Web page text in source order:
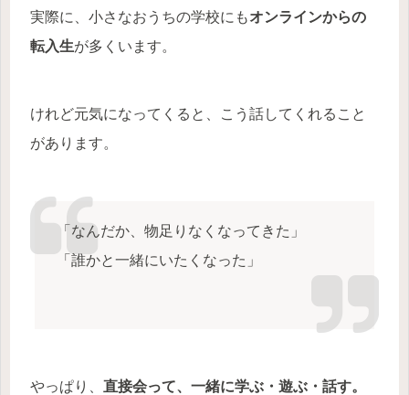
実際に、小さなおうちの学校にもオンラインからの
転入生が多くいます。
けれど元気になってくると、こう話してくれること
があります。
「なんだか、物足りなくなってきた」
「誰かと一緒にいたくなった」
やっぱり、 直接会って、一緒に学ぶ・遊ぶ・話す。